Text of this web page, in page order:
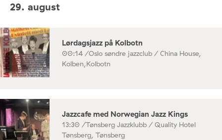
29. august
Lørdagsjazz på Kolbotn
00:14 /Oslo søndre jazzclub / China House,
Kolben,Kolbotn
Jazzcafe med Norwegian Jazz Kings
13:30 /Tønsberg Jazzklubb / Quality Hotel
Tønsberg, Tønsberg